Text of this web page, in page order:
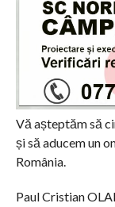
Vă așteptăm să
și să aducem un
România.
Paul Cristian